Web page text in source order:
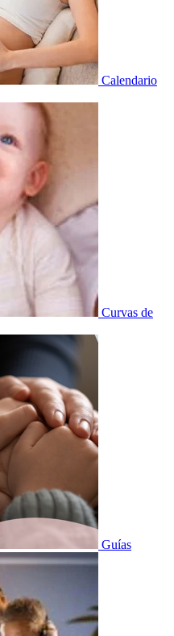
Calendario
Curvas de
Guías